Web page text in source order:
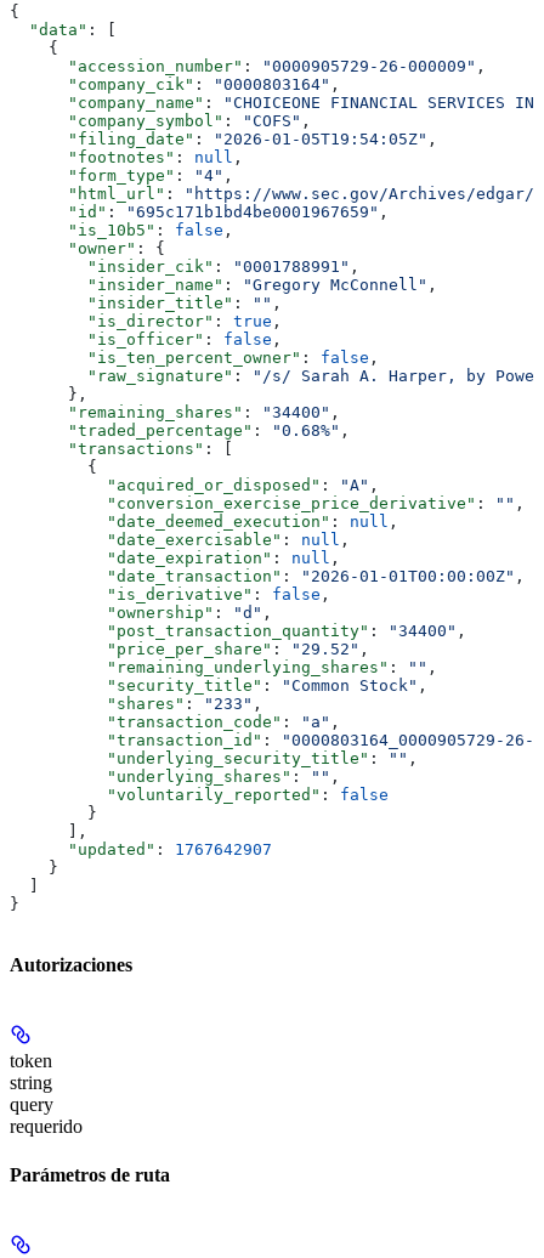
{
  "data"
: [
    {
      "accession_number"
: "0000905729-26-000009" ,
      "company_cik"
: "0000803164" ,
      "company_name"
:
"CHOICEONE FINANCIAL SERVICES
      "company_symbol"
: "COFS" ,
      "filing_date"
: "2026-01-05T19:54:05Z" ,
      "footnotes"
: null ,
      "form_type"
: "4" ,
      "html_url"
:
"https://www.sec.gov/Archives/edgar/
      "id"
: "695c171b1bd4be0001967659" ,
      "is_10b5"
: false ,
      "owner"
: {
        "insider_cik"
: "0001788991" ,
        "insider_name"
: "Gregory McConnell" ,
        "insider_title"
: "" ,
        "is_director"
: true ,
        "is_officer"
: false ,
        "is_ten_percent_owner"
: false ,
        "raw_signature"
:
"/s/ Sarah A. Harper, by
      },
      "remaining_shares"
: "34400" ,
      "traded_percentage"
: "0.68%" ,
      "transactions"
: [
        {
          "acquired_or_disposed"
: "A" ,
          "conversion_exercise_price_derivative"
: "" ,
          "date_deemed_execution"
: null ,
          "date_exercisable"
: null ,
          "date_expiration"
: null ,
          "date_transaction"
: "2026-01-01T00:00:00Z" ,
          "is_derivative"
: false ,
          "ownership"
: "d" ,
          "post_transaction_quantity"
: "34400" ,
          "price_per_share"
: "29.52" ,
          "remaining_underlying_shares"
: "" ,
          "security_title"
: "Common Stock" ,
          "shares"
: "233" ,
          "transaction_code"
: "a" ,
          "transaction_id"
:
"0000803164_0000905729-26-
          "underlying_security_title"
: "" ,
          "underlying_shares"
: "" ,
          "voluntarily_reported"
: false
        }
      ],
      "updated"
: 1767642907
    }
}
Autorizaciones
token
string
query
requerido
Parámetros de ruta